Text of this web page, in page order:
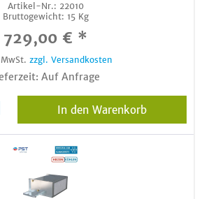
Artikel-Nr.: 22010
Bruttogewicht: 15 Kg
729,00 € *
zzgl. Versandkosten
Auf Anfrage
In den Warenkorb